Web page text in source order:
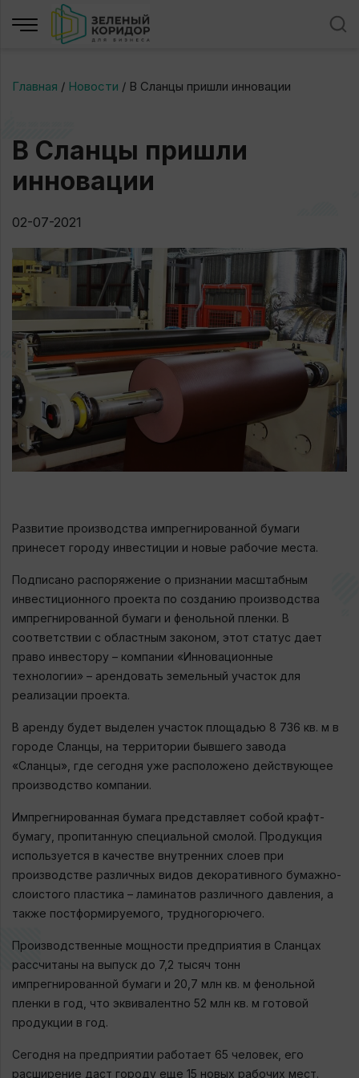
Главная / Новости / В Сланцы пришли инновации
В Сланцы пришли
инновации
02-07-2021
Развитие производства импрегнированной бумаги
принесет городу инвестиции и новые рабочие места.
Подписано распоряжение о признании масштабным
инвестиционного проекта по созданию производства
импрегнированной бумаги и фенольной пленки. В
соответствии с областным законом, этот статус дает
право инвестору – компании «Инновационные
технологии» – арендовать земельный участок для
реализации проекта.
В аренду будет выделен участок площадью 8 736 кв. м в
городе Сланцы, на территории бывшего завода
«Сланцы», где сегодня уже расположено действующее
производство компании.
Импрегнированная бумага представляет собой крафт-
бумагу, пропитанную специальной смолой. Продукция
используется в качестве внутренних слоев при
производстве различных видов декоративного бумажно-
слоистого пластика – ламинатов различного давления, а
также постформируемого, трудногорючего.
Производственные мощности предприятия в Сланцах
рассчитаны на выпуск до 7,2 тысяч тонн
импрегнированной бумаги и 20,7 млн кв. м фенольной
пленки в год, что эквивалентно 52 млн кв. м готовой
продукции в год.
Сегодня на предприятии работает 65 человек, его
расширение даст городу еще 15 новых рабочих мест.